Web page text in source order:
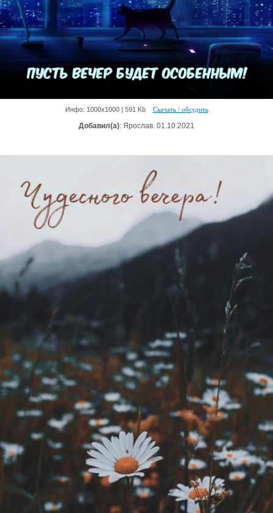
Инфо: 1000х1000 | 591 Kb Скачать / обсудить
Добавил(а): Ярослав. 01.10.2021